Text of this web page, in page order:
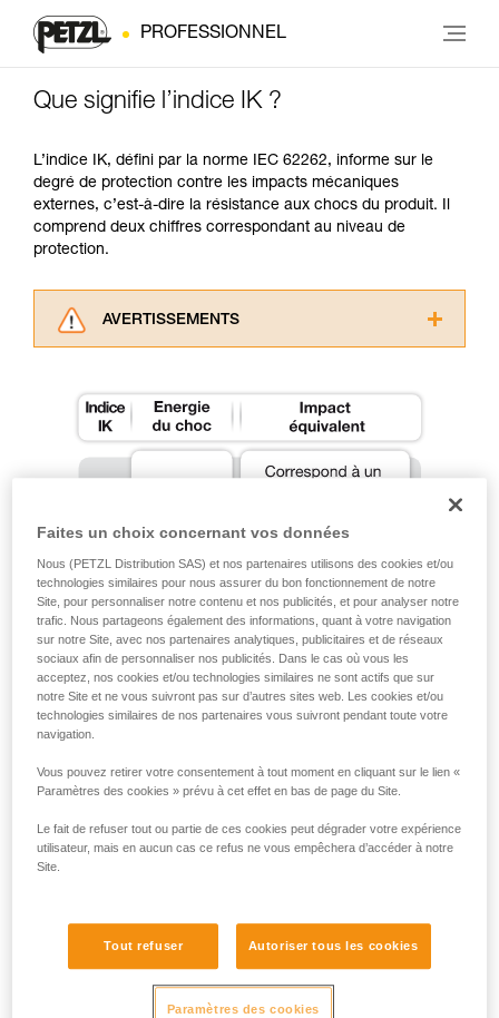
PROFESSIONNEL
Que signifie l’indice IK ?
L’indice IK, défini par la norme IEC 62262, informe sur le
degré de protection contre les impacts mécaniques
externes, c’est-à-dire la résistance aux chocs du produit. Il
comprend deux chiffres correspondant au niveau de
protection.
AVERTISSEMENTS
consulter. Vous devez avoir compris les
informations de la notice technique pour
pouvoir comprendre ce complément
avec un professionnel votre capacité à refaire
la manipulation, seul, en toute sécurité, avant
de la reproduire en autonomie.
Nous donnons des exemples de techniques
liées à votre activité. Il peut en exister d’autres
que nous ne décrivons pas ici.
Faites un choix concernant vos données
Nous (PETZL Distribution SAS) et nos partenaires utilisons des cookies et/ou
technologies similaires pour nous assurer du bon fonctionnement de notre
Site, pour personnaliser notre contenu et nos publicités, et pour analyser notre
trafic. Nous partageons également des informations, quant à votre navigation
sur notre Site, avec nos partenaires analytiques, publicitaires et de réseaux
sociaux afin de personnaliser nos publicités. Dans le cas où vous les
acceptez, nos cookies et/ou technologies similaires ne sont actifs que sur
notre Site et ne vous suivront pas sur d’autres sites web. Les cookies et/ou
technologies similaires de nos partenaires vous suivront pendant toute votre
navigation.
Vous pouvez retirer votre consentement à tout moment en cliquant sur le lien «
Paramètres des cookies » prévu à cet effet en bas de page du Site.
Le fait de refuser tout ou partie de ces cookies peut dégrader votre expérience
utilisateur, mais en aucun cas ce refus ne vous empêchera d’accéder à notre
Site.
Tout refuser Autoriser tous les cookies
Paramètres des cookies